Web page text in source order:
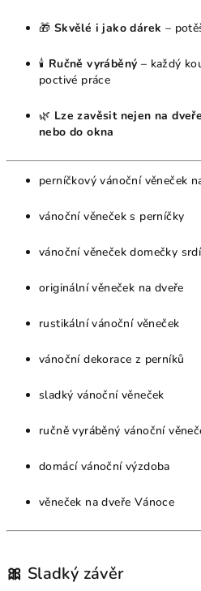
🎁 Skvělé i jako dárek –
🕯 Ručně vyráběný – každý
poctivé práce
🌿 Lze zavěsit nejen na
nebo do okna
perníčkový vánoční věneček
vánoční věneček s perníčky
vánoční věneček domečky
originální věneček na dveře
rustikální vánoční věneček
vánoční dekorace z perníků
sladký vánoční věneček
ručně vyráběný vánoční
domácí vánoční výzdoba
věneček na dveře Vánoce
🎀 Sladký závěr